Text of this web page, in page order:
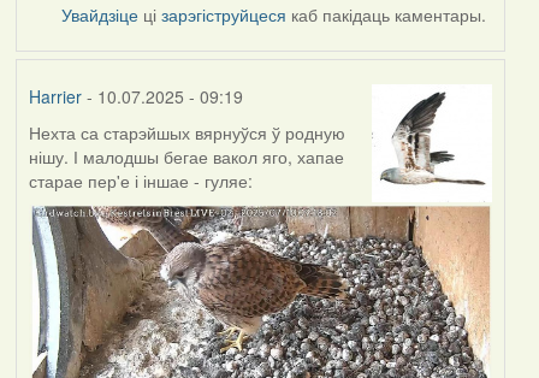
Увайдзіце цізарэгіструйцеся каб пакідаць каментары.
Harrier- 10.07.2025 - 09:19
Нехта са старэйшых вярнуўся ў родную
нішу. І малодшы бегае вакол яго, хапае
старае пер'е і іншае - гуляе: